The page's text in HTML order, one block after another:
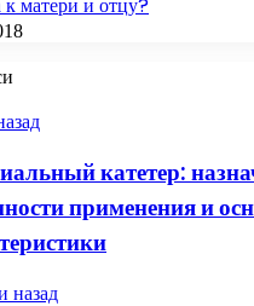
катетер:
применения и
назад